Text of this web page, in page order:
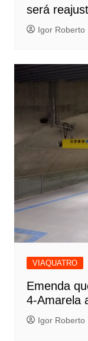
será
Igor Roberto
VIAQUATRO
Emenda
4-Amarela
Igor Roberto